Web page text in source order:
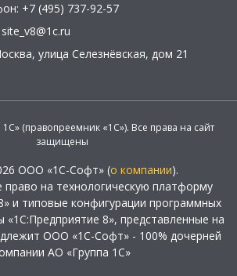
+7 (495) 737-92-57
site_v8@1c.ru
, улица Селезнёвская, дом 21
(правопреемник «1С»). Все права на сайт
защищены
ООО «1С-Софт» (о компании).
право на технологическую платформу
и типовые конфигурации программных
«1С:Предприятие 8», представленные на
ООО «1С-Софт» - 100% дочерней
АО «Группа 1С»